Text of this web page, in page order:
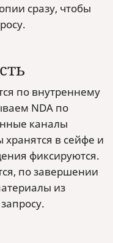
сразу, чтобы
по внутреннему
NDA по
каналы
в сейфе и
фиксируются.
по завершении
из